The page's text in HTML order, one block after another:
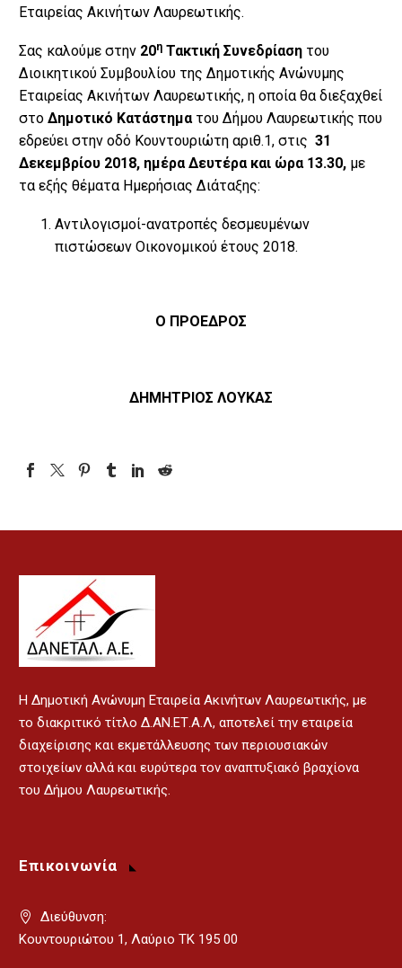
Εταιρείας Ακινήτων Λαυρεωτικής.
Σας καλούμε στην 20η Τακτική Συνεδρίαση του
Διοικητικού Συμβουλίου της Δημοτικής Ανώνυμης
Εταιρείας Ακινήτων Λαυρεωτικής, η οποία θα διεξαχθεί
στο Δημοτικό Κατάστημα του Δήμου Λαυρεωτικής που
εδρεύει στην οδό Κουντουριώτη αριθ.1, στις 31
Δεκεμβρίου 2018, ημέρα Δευτέρα και ώρα 13.30, με
τα εξής θέματα Ημερήσιας Διάταξης:
Αντιλογισμοί-ανατροπές δεσμευμένων
πιστώσεων Οικονομικού έτους 2018.
Ο ΠΡΟΕΔΡΟΣ
ΔΗΜΗΤΡΙΟΣ ΛΟΥΚΑΣ
H Δημοτική Ανώνυμη Εταιρεία Ακινήτων Λαυρεωτικής, με
το διακριτικό τίτλο Δ.ΑΝ.ΕΤ.Α.Λ, αποτελεί την εταιρεία
διαχείρισης και εκμετάλλευσης των περιουσιακών
στοιχείων αλλά και ευρύτερα τον αναπτυξιακό βραχίονα
του Δήμου Λαυρεωτικής.
Επικοινωνία
Διεύθυνση:
Κουντουριώτου 1, Λαύριο ΤΚ 195 00